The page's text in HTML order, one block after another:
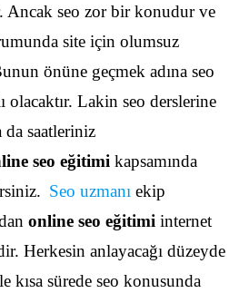
Ancak seo zor bir konudur ve
site için olumsuz
önüne geçmek adına seo
olacaktır. Lakin seo derslerine
da saatleriniz
seo eğitimi kapsamında
Seo uzmanı ekip
online seo eğitimi internet
Herkesin anlayacağı düzeyde
kısa sürede seo konusunda